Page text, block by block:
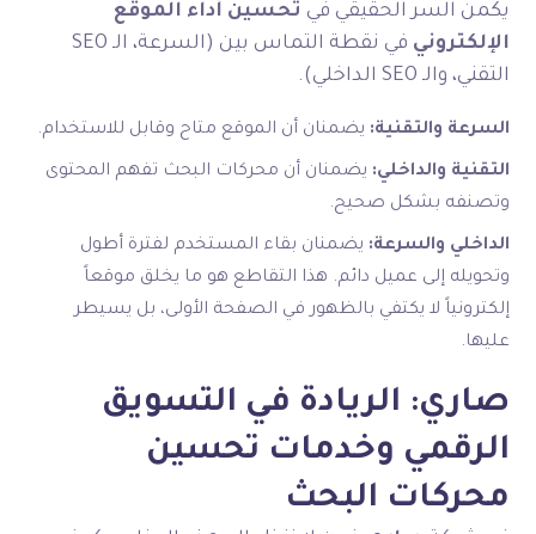
يكمن السر الحقيقي في تحسين أداء الموقع
الإلكتروني
في نقطة التماس بين (السرعة، الـ SEO
التقني، والـ SEO الداخلي).
السرعة والتقنية: يضمنان أن الموقع متاح وقابل للاستخدام.
التقنية والداخلي: يضمنان أن محركات البحث تفهم المحتوى
وتصنفه بشكل صحيح.
الداخلي والسرعة: يضمنان بقاء المستخدم لفترة أطول
وتحويله إلى عميل دائم. هذا التقاطع هو ما يخلق موقعاً
إلكترونياً لا يكتفي بالظهور في الصفحة الأولى، بل يسيطر
عليها.
صاري: الريادة في التسويق
الرقمي وخدمات تحسين
محركات البحث